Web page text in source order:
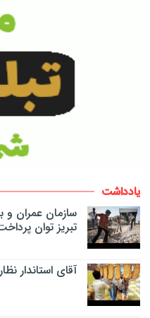
یادداشت
سازمان عمران و
تبریز توان
آقای استاندار